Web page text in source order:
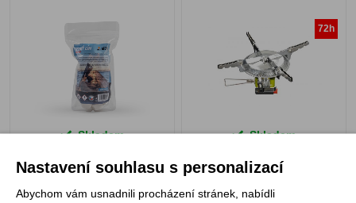
Skladem
72h
Skladem
Nastavení souhlasu s personalizací
Abychom vám usnadnili procházení stránek, nabídli